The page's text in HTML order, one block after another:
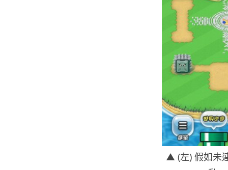
▲ (左) 假如未